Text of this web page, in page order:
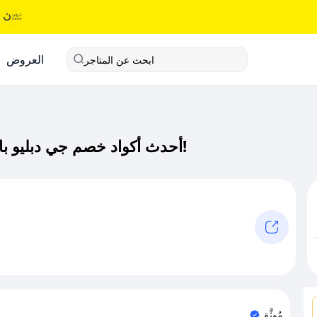
العروض ابحث عن المتاجر
أحدث أكواد خصم جي دبليو باي كود خصم حصري لـ جي دبليو باي الآن!